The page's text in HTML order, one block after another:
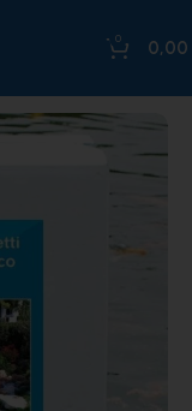
0
0,00